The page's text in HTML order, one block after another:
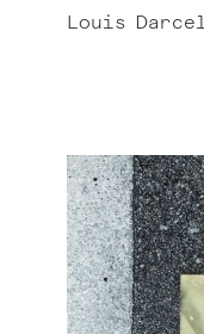
Louis